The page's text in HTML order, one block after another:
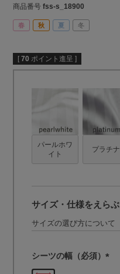
商品番号 fss-s_18900
春 秋 夏 冬
[ 70 ポイント進呈 ]
パールホワ
イト
プラチナ
サイズ・仕様をえらぶ
サイズの選び方について
シーツの幅（必須）